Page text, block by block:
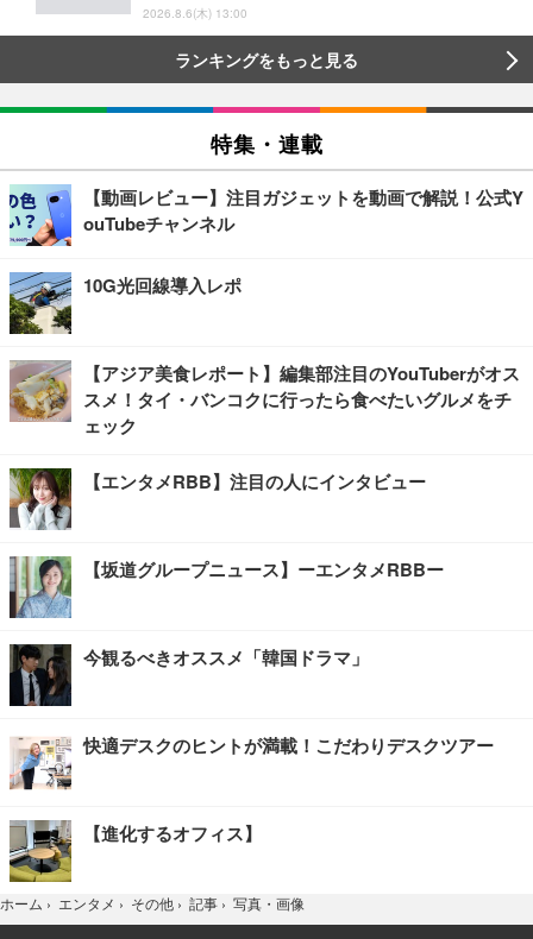
2026.8.6(木) 13:00
ランキングをもっと見る
特集・連載
【動画レビュー】注目ガジェットを動画で解説！公式Y
ouTubeチャンネル
10G光回線導入レポ
【アジア美食レポート】編集部注目のYouTuberがオス
スメ！タイ・バンコクに行ったら食べたいグルメをチ
ェック
【エンタメRBB】注目の人にインタビュー
【坂道グループニュース】ーエンタメRBBー
今観るべきオススメ「韓国ドラマ」
快適デスクのヒントが満載！こだわりデスクツアー
【進化するオフィス】
ホーム › エンタメ › その他 › 記事 › 写真・画像